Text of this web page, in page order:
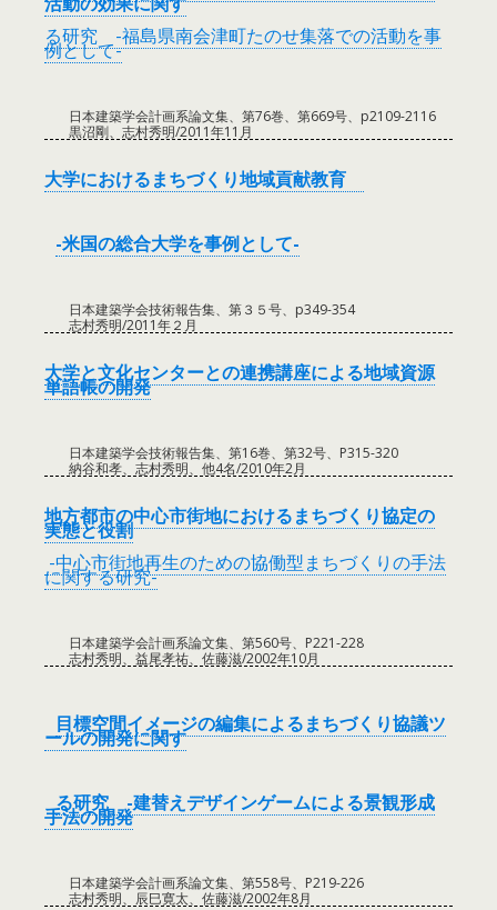
る研究 -福島県南会津町たのせ集落での活動を事
例として-
日本建築学会計画系論文集、第76巻、第669号、p2109-2116
黒沼剛、志村秀明/2011年11月
大学におけるまちづくり地域貢献教育
-米国の総合大学を事例として-
日本建築学会技術報告集、第３５号、p349-354
志村秀明/2011年２月
大学と文化センターとの連携講座による地域資源
単語帳の開発
日本建築学会技術報告集、第16巻、第32号、P315-320
納谷和孝、志村秀明、他4名/2010年2月
地方都市の中心市街地におけるまちづくり協定の
実態と役割
-中心市街地再生のための協働型まちづくりの手法
に関する研究-
日本建築学会計画系論文集、第560号、P221-228
志村秀明、益尾孝祐、佐藤滋/2002年10月
目標空間イメージの編集によるまちづくり協議ツ
ールの開発に関す
る研究 -建替えデザインゲームによる景観形成
手法の開発
日本建築学会計画系論文集、第558号、P219-226
志村秀明、辰巳寛太、佐藤滋/2002年8月